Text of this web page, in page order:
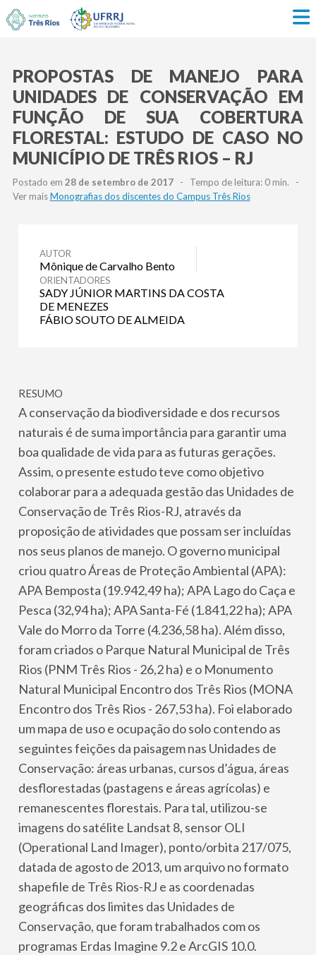
PROPOSTAS DE MANEJO PARA
UNIDADES DE CONSERVAÇÃO EM
FUNÇÃO DE SUA COBERTURA
FLORESTAL: ESTUDO DE CASO NO
MUNICÍPIO DE TRÊS RIOS – RJ
Postado em 28 de setembro de 2017- Tempo de leitura: 0 min. -
Ver maisMonografias dos discentes do Campus Três Rios
AUTOR
Mônique de Carvalho Bento
ORIENTADORES
SADY JÚNIOR MARTINS DA COSTA
DE MENEZES
FÁBIO SOUTO DE ALMEIDA
RESUMO
A conservação da biodiversidade e dos recursos
naturais é de suma importância para garantir uma
boa qualidade de vida para as futuras gerações.
Assim, o presente estudo teve como objetivo
colaborar para a adequada gestão das Unidades de
Conservação de Três Rios-RJ, através da
proposição de atividades que possam ser incluídas
nos seus planos de manejo. O governo municipal
criou quatro Áreas de Proteção Ambiental (APA):
APA Bemposta (19.942,49 ha); APA Lago do Caça e
Pesca (32,94 ha); APA Santa-Fé (1.841,22 ha); APA
Vale do Morro da Torre (4.236,58 ha). Além disso,
foram criados o Parque Natural Municipal de Três
Rios (PNM Três Rios - 26,2 ha) e o Monumento
Natural Municipal Encontro dos Três Rios (MONA
Encontro dos Três Rios - 267,53 ha). Foi elaborado
um mapa de uso e ocupação do solo contendo as
seguintes feições da paisagem nas Unidades de
Conservação: áreas urbanas, cursos d’água, áreas
desflorestadas (pastagens e áreas agrícolas) e
remanescentes florestais. Para tal, utilizou-se
imagens do satélite Landsat 8, sensor OLI
(Operational Land Imager), ponto/orbita 217/075,
datada de agosto de 2013, um arquivo no formato
shapefile de Três Rios-RJ e as coordenadas
geográficas dos limites das Unidades de
Conservação, que foram trabalhados com os
programas Erdas Imagine 9.2 e ArcGIS 10.0.